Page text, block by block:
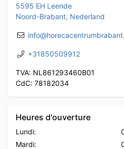
5595 EH Leende
Noord-Brabant, Nederland
+31850509912
TVA: NL861293460B01
CdC: 78182034
Heures d'ouverture
Lundi:
Mardi: